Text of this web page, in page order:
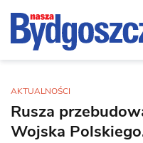
AKTUALNOŚCI
Rusza
Wojska